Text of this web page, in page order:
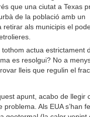
que una ciutat a Texas
de la població amb un
als municipis el
actua estrictament
es resolgui? No a
lleis que regulin el
apunt, acabo de llegir
problema. Als EUA s’han